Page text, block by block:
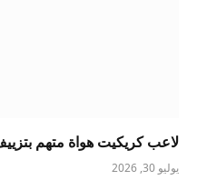
لاعب كريكيت هواة متهم
يوليو 30, 2026